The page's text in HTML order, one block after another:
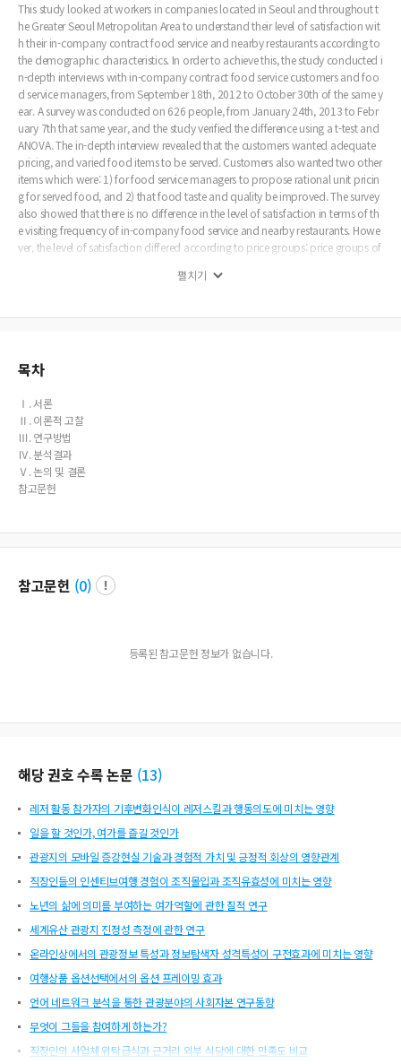
This study looked at workers in companies located in Seoul and throughout t
he Greater Seoul Metropolitan Area to understand their level of satisfaction wit
h their in-company contract food service and nearby restaurants according to
the demographic characteristics. In order to achieve this, the study conducted i
n-depth interviews with in-company contract food service customers and foo
d service managers, from September 18th, 2012 to October 30th of the same y
ear. A survey was conducted on 626 people, from January 24th, 2013 to Febr
uary 7th that same year, and the study verified the difference using a t-test and
ANOVA. The in-depth interview revealed that the customers wanted adequate
pricing, and varied food items to be served. Customers also wanted two other
items which were: 1) for food service managers to propose rational unit pricin
g for served food, and 2) that food taste and quality be improved. The survey
also showed that there is no difference in the level of satisfaction in terms of th
e visiting frequency of in-company food service and nearby restaurants. Howe
ver, the level of satisfaction differed according to price groups: price groups of
and price groups of 3,000~8,000won and 8,000~12,000won for eating out at
a significant difference between food service and restaurant satisfaction level i
in-company contract food service.
펼치기
목차
Ⅰ. 서론
Ⅱ. 이론적 고찰
Ⅲ. 연구방법
Ⅳ. 분석결과
Ⅴ. 논의 및 결론
참고문헌
참고문헌 (0)
등록된 참고문헌 정보가 없습니다.
해당 권호 수록 논문 (13)
레저 활동 참가자의 기후변화인식이 레저스킬과 행동의도에 미치는 영향
일을 할 것인가, 여가를 즐길 것인가
관광지의 모바일 증강현실 기술과 경험적 가치 및 긍정적 회상의 영향관계
직장인들의 인센티브여행 경험이 조직몰입과 조직유효성에 미치는 영향
노년의 삶에 의미를 부여하는 여가역할에 관한 질적 연구
세계유산 관광지 진정성 측정에 관한 연구
온라인상에서의 관광정보 특성과 정보탐색자 성격특성이 구전효과에 미치는 영향
여행상품 옵션선택에서의 옵션 프레이밍 효과
언어 네트워크 분석을 통한 관광분야의 사회자본 연구동향
무엇이 그들을 참여하게 하는가?
직장인의 사업체 위탁급식과 근거리 외부 식당에 대한 만족도 비교